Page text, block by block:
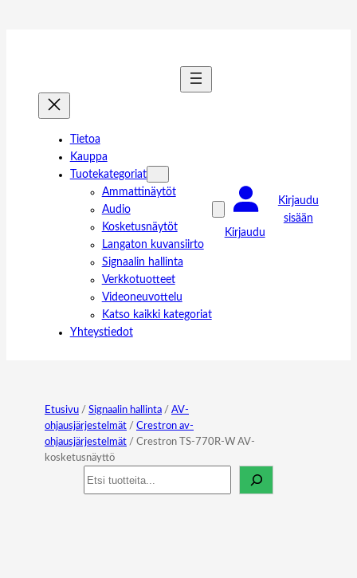
Tietoa
Kauppa
Tuotekategoriat
Ammattinäytöt
Audio
Kosketusnäytöt
Langaton kuvansiirto
Signaalin hallinta
Verkkotuotteet
Videoneuvottelu
Katso kaikki kategoriat
Yhteystiedot
Kirjaudu
Kirjaudu
sisään
Etusivu / Signaalin hallinta / AV-
ohjausjärjestelmät / Crestron av-
ohjausjärjestelmät / Crestron TS-770R-W AV-
kosketusnäyttö
Haku